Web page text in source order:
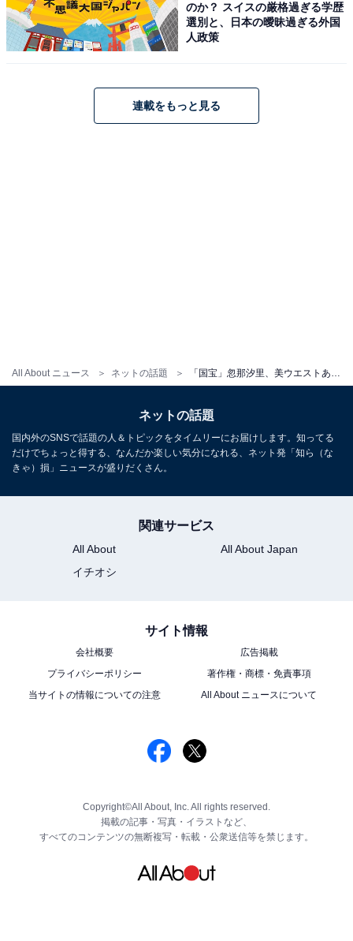
All About ニュース ネットの話題
のか？ スイスの厳格過ぎる学歴
選別と、日本の曖昧過ぎる外国
人政策
連載をもっと見る
ネットの話題
国内外のSNSで話題の人＆トピックをタイムリーにお届けします。知ってる
だけでちょっと得する、なんだか楽しい気分になれる、ネット発「知ら（な
きゃ）損」ニュースが盛りだくさん。
関連サービス
All About
All About Japan
イチオシ
サイト情報
会社概要
広告掲載
プライバシーポリシー
著作権・商標・免責事項
当サイトの情報についての注意
All About ニュースについて
Copyright©All About, Inc. All rights reserved.
掲載の記事・写真・イラストなど、
すべてのコンテンツの無断複写・転載・公衆送信等を禁じます。